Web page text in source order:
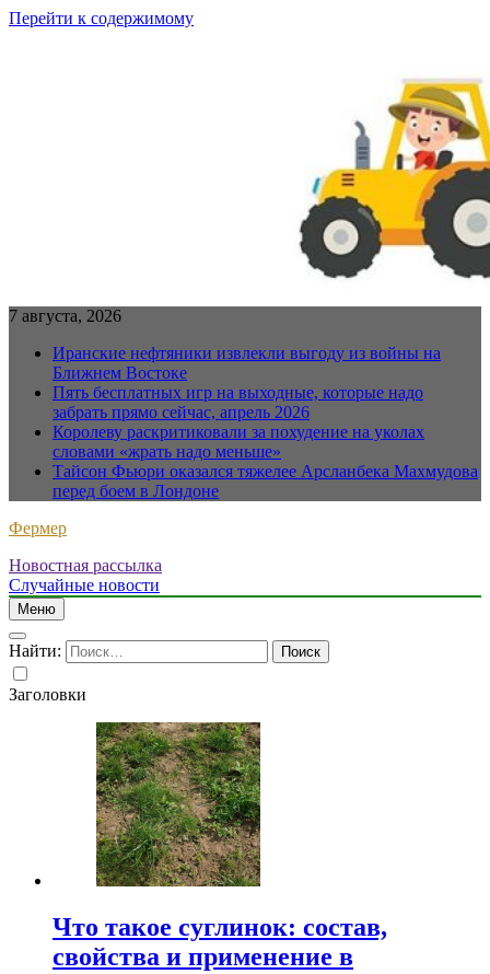
Перейти к содержимому
7 августа, 2026
Иранские нефтяники извлекли выгоду из войны на
Ближнем Востоке
Пять бесплатных игр на выходные, которые надо
забрать прямо сейчас, апрель 2026
Королеву раскритиковали за похудение на уколах
словами «жрать надо меньше»
Тайсон Фьюри оказался тяжелее Арсланбека Махмудова
перед боем в Лондоне
Фермер
Новостная рассылка
Случайные новости
Меню
Найти:
Заголовки
Что такое суглинок: состав,
свойства и применение в